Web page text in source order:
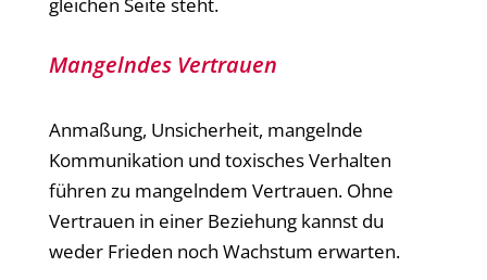
Mangelndes Vertrauen
Anmaßung, Unsicherheit, mangelnde
Kommunikation und toxisches Verhalten
führen zu mangelndem Vertrauen. Ohne
Vertrauen in einer Beziehung kannst du
weder Frieden noch Wachstum erwarten.